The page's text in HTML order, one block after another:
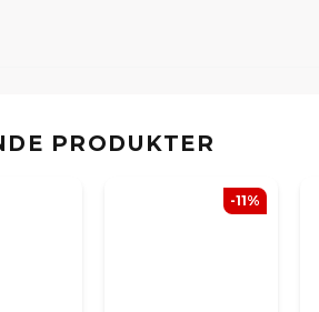
PRODUKTER
-11%